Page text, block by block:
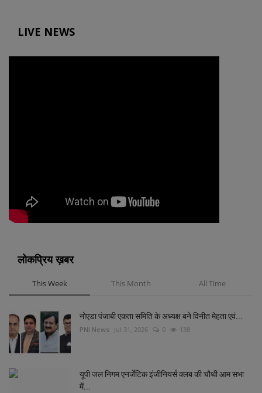
LIVE NEWS
लोकप्रिय ख़बर
This Week This Month All Time
नोएडा पंजाबी एकता समिति के अध्यक्ष बने विनीत मेहता एवं...
PNI News Jul 31, 2026 0 138
यूपी जल निगम एनर्जेटिक इंजीनियर्स क्लब की चौथी आम सभा
में...